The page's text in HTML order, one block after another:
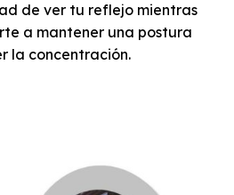
de ver tu reflejo mientras
a mantener una postura
la concentración.